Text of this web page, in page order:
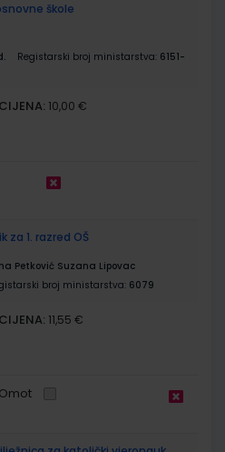
škole
Registarski broj ministarstva: 6151-
CIJENA: 10,00 €
za 1. razred OŠ
Petković Suzana Lipovac
broj ministarstva: 6079
CIJENA: 11,55 €
Omot